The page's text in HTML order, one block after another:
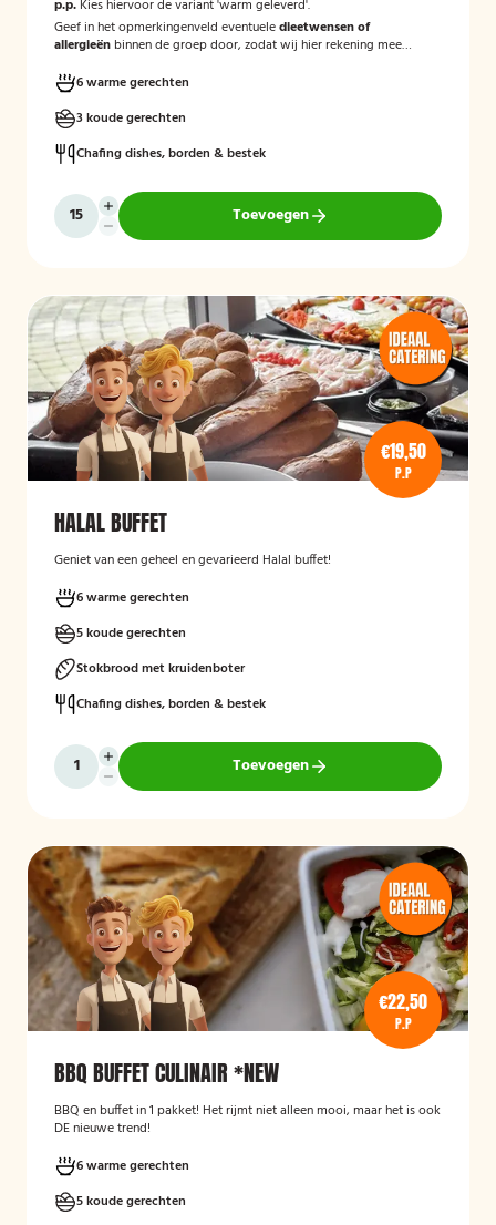
p.p. Kies hiervoor de variant 'warm geleverd'.
Geef in het opmerkingenveld eventueledieetwensen of
allergieën binnen de groep door, zodat wij hier rekening mee
6 warme gerechten
3 koude gerechten
Chafing dishes, borden & bestek
Toevoegen
€19,50
P.P
HALAL BUFFET
Geniet van een geheel en gevarieerd Halal buffet!
6 warme gerechten
5 koude gerechten
Stokbrood met kruidenboter
Chafing dishes, borden & bestek
Toevoegen
€22,50
P.P
BBQ BUFFET CULINAIR *NEW
BBQ en buffet in 1 pakket! Het rijmt niet alleen mooi, maar het is ook
DE nieuwe trend!
6 warme gerechten
5 koude gerechten